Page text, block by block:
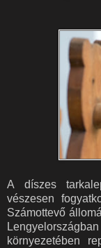
A díszes
vészesen
Számottevő
környezetében